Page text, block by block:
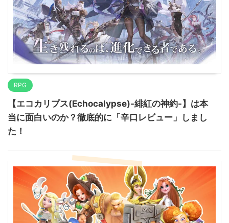
RPG
【エコカリプス(Echocalypse)-緋紅の神約-】は本
当に面白いのか？徹底的に「辛口レビュー」しまし
た！